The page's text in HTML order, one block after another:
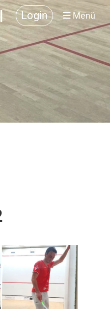
Login Menü